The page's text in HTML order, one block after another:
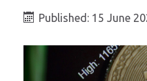
Published: 15 June